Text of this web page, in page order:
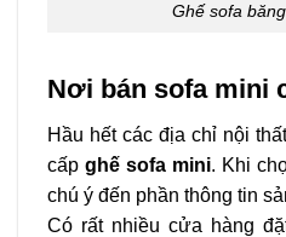
Ghế sofa
Nơi bán sofa mini
Hầu hết các địa chỉ nội
cấp ghế sofa mini. Khi
chú ý đến phần thông tin
Có rất nhiều cửa hàng